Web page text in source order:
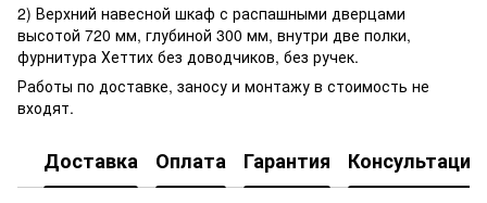
2) Верхний навесной шкаф с распашными дверцами
высотой 720 мм, глубиной 300 мм, внутри две полки,
фурнитура Хеттих без доводчиков, без ручек.
Работы по доставке, заносу и монтажу в стоимость не
входят.
Доставка Оплата Гарантия Консультация